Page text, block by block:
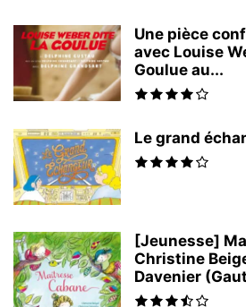
Une pièce
avec Louise
Goulue au...
Le grand
[Jeunesse]
Christine
Davenier